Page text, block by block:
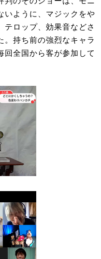
いように、マジックをや
テロップ、効果音などさ
。持ち前の強烈なキャラ
回全国から客が参加して